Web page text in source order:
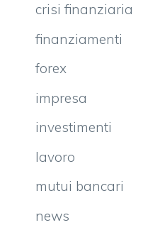
crisi finanziaria
finanziamenti
forex
impresa
investimenti
lavoro
mutui bancari
news